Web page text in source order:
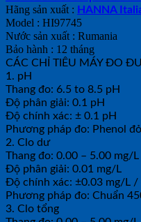
Hãng sản xuất : HANNA
Model : HI97745
Nước sản xuất : Rumania
Bảo hành : 12 tháng
CÁC CHỈ TIÊU MÁY ĐO
1. pH
Thang đo: 6.5 to 8.5 pH
Độ phân giải: 0.1 pH
Độ chính xác: ± 0.1 pH
Phương pháp đo: Phenol đỏ
2. Clo dư
Thang đo: 0.00 – 5.00 mg/L
Độ phân giải: 0.01 mg/L
Độ chính xác: ±0.03 mg/L /
Phương pháp đo: Chuẩn
3. Clo tổng